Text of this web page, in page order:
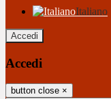
Italiano
Accedi
Accedi
button close ×